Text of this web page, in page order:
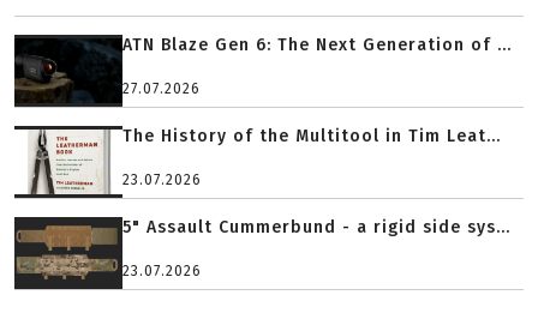
ATN Blaze Gen 6: The Next Generation of ...
27.07.2026
The History of the Multitool in Tim Leat...
23.07.2026
5" Assault Cummerbund - a rigid side sys...
23.07.2026